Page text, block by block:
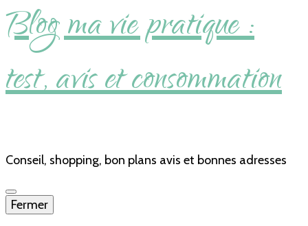
Blog ma vie pratique :
test, avis et consommation
Conseil, shopping, bon plans avis et bonnes adresses
Fermer